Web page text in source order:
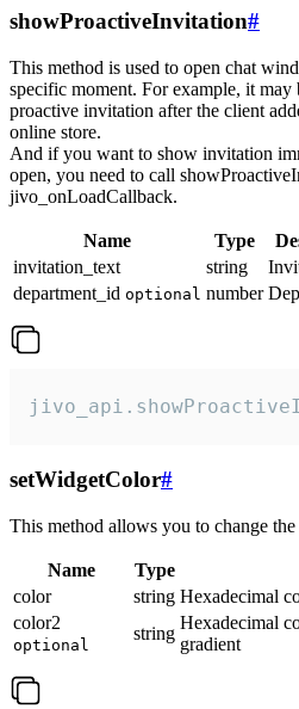
showProactiveInvitation#
This method is used to open chat
specific moment. For example, it
proactive invitation after the client
online store.
And if you want to show invitation
open, you need to call
jivo_onLoadCallback.
Name Type
invitation_text
string
department_id optional number
setWidgetColor#
This method allows you to change
Name Type
color
string Hexadecimal
color2
optional
string
Hexadecimal
gradient